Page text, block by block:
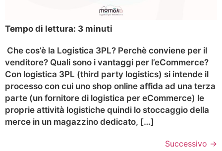
Tempo di lettura: 3 minuti
Che cos’è la Logistica 3PL? Perchè conviene per il
venditore? Quali sono i vantaggi per l’eCommerce?
Con logistica 3PL (third party logistics) si intende il
processo con cui uno shop online affida ad una terza
parte (un fornitore di logistica per eCommerce) le
proprie attività logistiche quindi lo stoccaggio della
merce in un magazzino dedicato, […]
Successivo →